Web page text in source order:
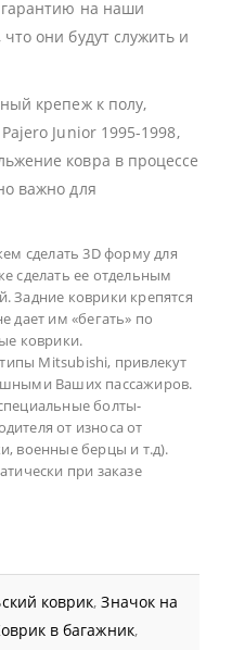
гарантию на наши
они будут служить и
крепеж к полу,
Junior 1995-1998,
ковра в процессе
важно для
сделать 3D форму для
сделать ее отдельным
Задние коврики крепятся
дает им «бегать» по
коврики.
Mitsubishi, привлекут
Ваших пассажиров.
болты-
от износа от
военные берцы и т.д).
при заказе
коврик,Значок на
в багажник,